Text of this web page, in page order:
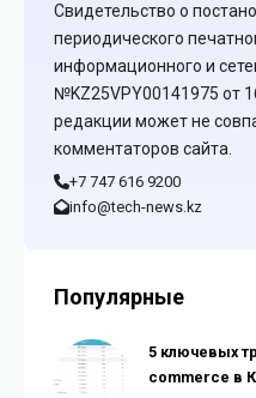
Свидетельство о
периодического
информационного и
№KZ25VPY00141975 от
редакции может не
комментаторов сайта.
+7 747 616 9200
info@tech-news.kz
Популярные
5 ключевых
commerce в